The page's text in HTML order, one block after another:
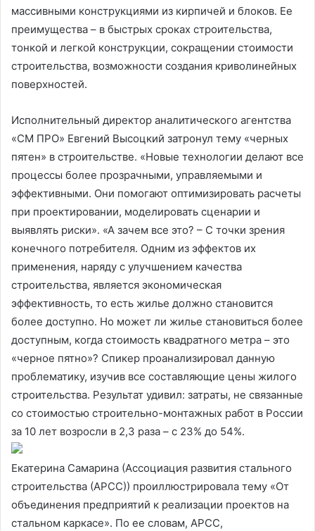
массивными конструкциями из кирпичей и блоков. Ее
преимущества – в быстрых сроках строительства,
тонкой и легкой конструкции, сокращении стоимости
строительства, возможности создания криволинейных
поверхностей.
Исполнительный директор аналитического агентства
«СМ ПРО» Евгений Высоцкий затронул тему «черных
пятен» в строительстве. «Новые технологии делают все
процессы более прозрачными, управляемыми и
эффективными. Они помогают оптимизировать расчеты
при проектировании, моделировать сценарии и
выявлять риски». «А зачем все это? – С точки зрения
конечного потребителя. Одним из эффектов их
применения, наряду с улучшением качества
строительства, является экономическая
эффективность, то есть жилье должно становится
более доступно. Но может ли жилье становиться более
доступным, когда стоимость квадратного метра – это
«черное пятно»? Спикер проанализировал данную
проблематику, изучив все составляющие цены жилого
строительства. Результат удивил: затраты, не связанные
со стоимостью строительно-монтажных работ в России
за 10 лет возросли в 2,3 раза – с 23% до 54%.
Екатерина Самарина (Ассоциация развития стального
строительства (АРСС)) проиллюстрировала тему «От
объединения предприятий к реализации проектов на
стальном каркасе». По ее словам, АРСС,